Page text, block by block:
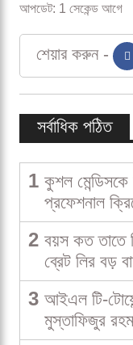
আপডেট: 1 সেকেন্ড আগে
শেয়ার করুন -
সর্বাধিক পঠিত
1 কুশল
প্রফেশনাল
2 বয়স কত তাতে
ব্রেট লির বড়
3 আইএল টি-
মুস্তাফিজুর